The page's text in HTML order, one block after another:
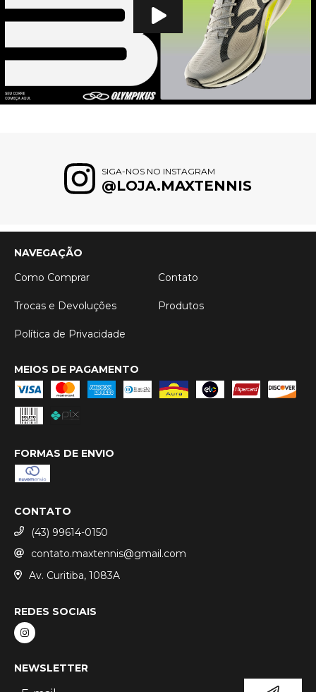
SIGA-NOS NO INSTAGRAM
@LOJA.MAXTENNIS
NAVEGAÇÃO
Como Comprar
Contato
Trocas e Devoluções Produtos
Política de Privacidade
MEIOS DE PAGAMENTO
FORMAS DE ENVIO
CONTATO
(43) 99614-0150
contato.maxtennis@gmail.com
Av. Curitiba, 1083A
REDES SOCIAIS
NEWSLETTER